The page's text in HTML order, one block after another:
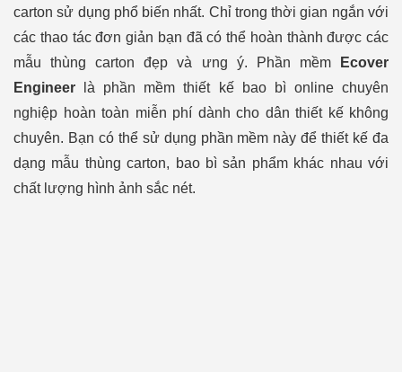
carton sử dụng phổ biến nhất. Chỉ trong thời gian ngắn với
các thao tác đơn giản bạn đã có thể hoàn thành được các
mẫu thùng carton đẹp và ưng ý. Phần mềmEcover
Engineer là phần mềm thiết kế bao bì online chuyên
nghiệp hoàn toàn miễn phí dành cho dân thiết kế không
chuyên. Bạn có thể sử dụng phần mềm này để thiết kế đa
dạng mẫu thùng carton, bao bì sản phẩm khác nhau với
chất lượng hình ảnh sắc nét.